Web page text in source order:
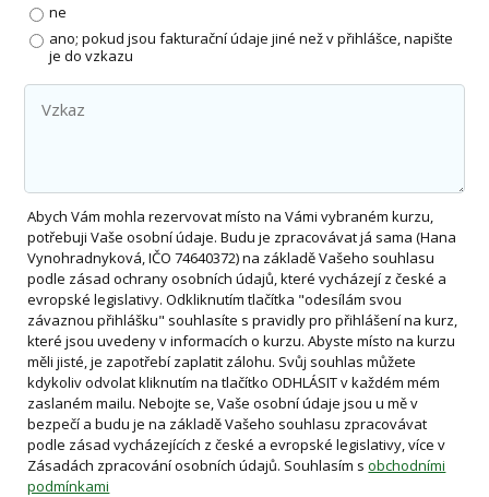
ne
ano; pokud jsou fakturační údaje jiné než v přihlášce, napište
je do vzkazu
Abych Vám mohla rezervovat místo na Vámi vybraném kurzu,
potřebuji Vaše osobní údaje. Budu je zpracovávat já sama (Hana
Vynohradnyková, IČO 74640372) na základě Vašeho souhlasu
podle zásad ochrany osobních údajů, které vycházejí z české a
evropské legislativy. Odkliknutím tlačítka "odesílám svou
závaznou přihlášku" souhlasíte s pravidly pro přihlášení na kurz,
které jsou uvedeny v informacích o kurzu. Abyste místo na kurzu
měli jisté, je zapotřebí zaplatit zálohu. Svůj souhlas můžete
kdykoliv odvolat kliknutím na tlačítko ODHLÁSIT v každém mém
zaslaném mailu. Nebojte se, Vaše osobní údaje jsou u mě v
bezpečí a budu je na základě Vašeho souhlasu zpracovávat
podle zásad vycházejících z české a evropské legislativy, více v
Zásadách zpracování osobních údajů. Souhlasím sobchodními
podmínkami